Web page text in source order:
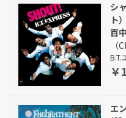
シ
ト
百
（
B.T.
￥
エ